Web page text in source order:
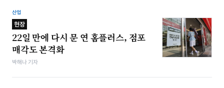
산업
현장
22일 만에 다시 문 연 홈플러스, 점포
매각도 본격화
박해나 기자